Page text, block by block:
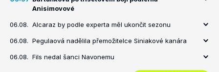
Anisimovové
06.08. Alcaraz by podle experta měl ukončit sezonu
06.08. Pegulaová nadělila přemožitelce Siniakové kanára
06.08. Fils nedal šanci Navonemu